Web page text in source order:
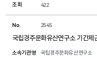
조회
422
No. 2545
국립경주문화유산연구소 기간
소속기관명
국립경주문화유산연구소